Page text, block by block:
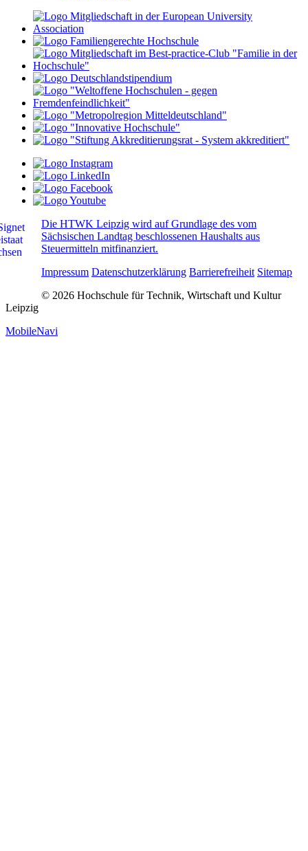
Die HTWK Leipzig wird auf Grundlage des vom
Sächsischen Landtag beschlossenen Haushalts aus
Steuermitteln mitfinanziert.
Impressum Datenschutzerklärung Barrierefreiheit Sitemap
© 2026 Hochschule für Technik, Wirtschaft und Kultur
Leipzig
MobileNavi